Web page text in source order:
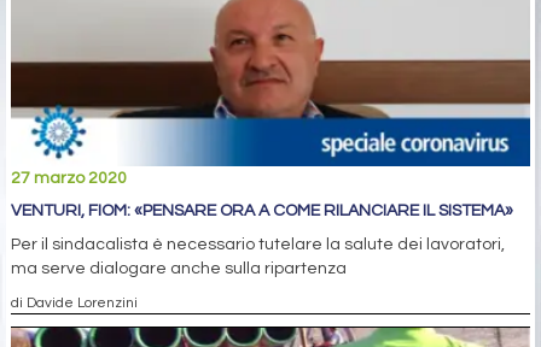
27 marzo 2020
VENTURI, FIOM: «PENSARE ORA A COME RILANCIARE IL SISTEMA»
Per il sindacalista è necessario tutelare la salute dei lavoratori,
ma serve dialogare anche sulla ripartenza
di Davide Lorenzini